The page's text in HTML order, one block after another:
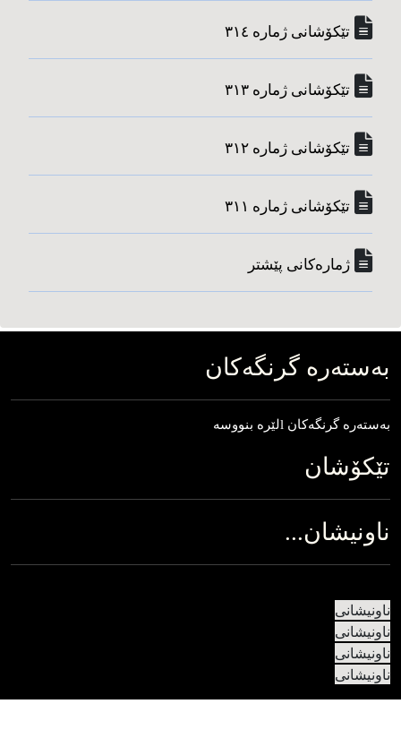
تێکۆشانی ژماره‌ ٣١٤
تێکۆشانی ژماره‌ ٣١٣
تێکۆشانی ژماره‌ ٣١٢
تێکۆشانی ژماره‌ ٣١١
ژماره‌کانی پێشتر
به‌سته‌ره‌ گرنگه‌کان
به‌‌‌سته‌‌‌ره‌‌‌ گرنگه‌‌‌کان lلێره‌‌‌ بنووسه
تێکۆشان
ناونیشان...
ناونیشانی
ناونیشانی
ناونیشانی
ناونیشانی